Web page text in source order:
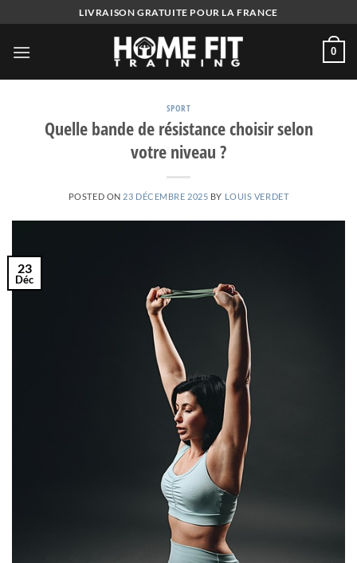
to
content
LIVRAISON GRATUITE POUR LA FRANCE
0
SPORT
Quelle bande de résistance choisir selon
votre niveau ?
POSTED ON 23 DÉCEMBRE 2025 BY LOUIS VERDET
23
Déc